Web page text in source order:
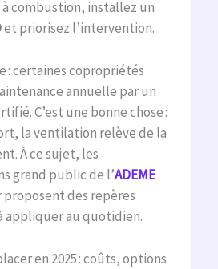
combustion, installez un
et priorisez l’intervention.
: certaines copropriétés
annuelle par un
C’est une bonne chose :
la ventilation relève de la
À ce sujet, les
grand public de l’ADEME
proposent des repères
appliquer au quotidien.
en 2025 : coûts, options